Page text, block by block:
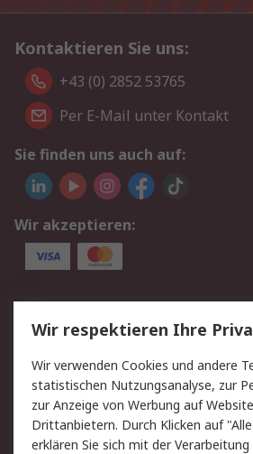
Kontaktieren Sie uns:
+43 (0) 2852 53765
Per E-Mail unter Kontakt
Sie finden uns auch auf:
Wir akzeptieren:
Service
Value Added Services
Rücksendung/Entsorgung
Hilfe
Rechtliches
Wir respektieren Ihre
Wir verwenden Cookies und andere
statistischen Nutzungsanalyse, zur
zur Anzeige von Werbung auf
Drittanbietern. Durch Klicken auf
erklären Sie sich mit der